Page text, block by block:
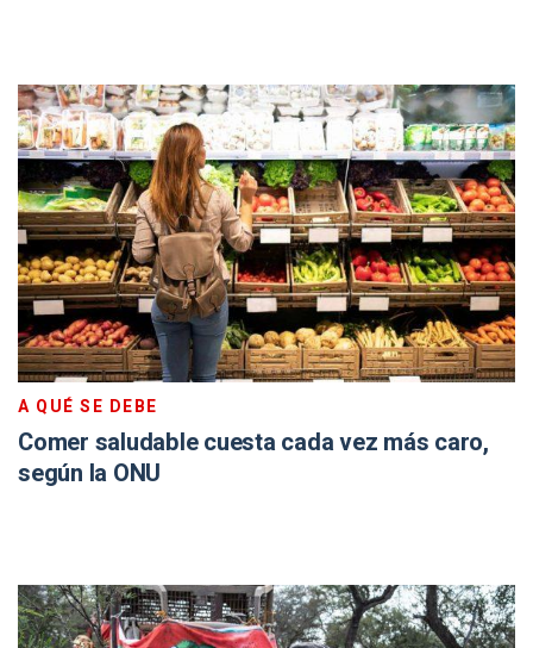
A QUÉ SE DEBE
Comer saludable cuesta cada vez más caro,
según la ONU